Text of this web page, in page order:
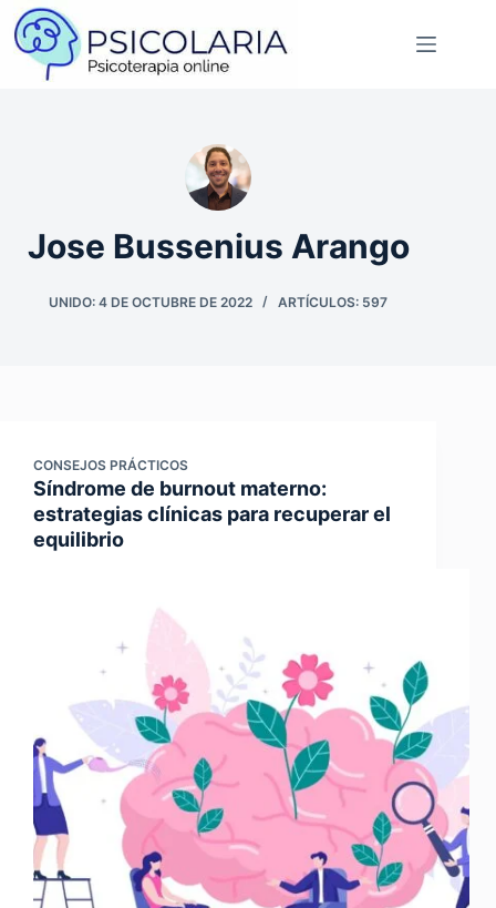
Saltar
contenido
Jose Bussenius Arango
UNIDO: 4 DE OCTUBRE DE 2022 ARTÍCULOS: 597
CONSEJOS PRÁCTICOS
Síndrome de burnout materno:
estrategias clínicas para recuperar el
equilibrio